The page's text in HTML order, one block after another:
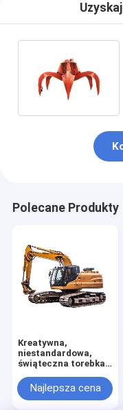
Polecane Produkty
Kreatywna,
niestandardowa,
świąteczna torebka
z własnym logo.
Najlepsza cena